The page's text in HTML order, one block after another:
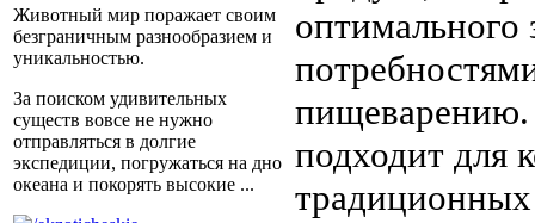
Животный мир поражает своим
безграничным разнообразием и
уникальностью.
За поиском удивительных
существ вовсе не нужно
отправляться в долгие
экспедиции, погружаться на дно
океана и покорять высокие ...
пищеварению.
подходит для
традиционных